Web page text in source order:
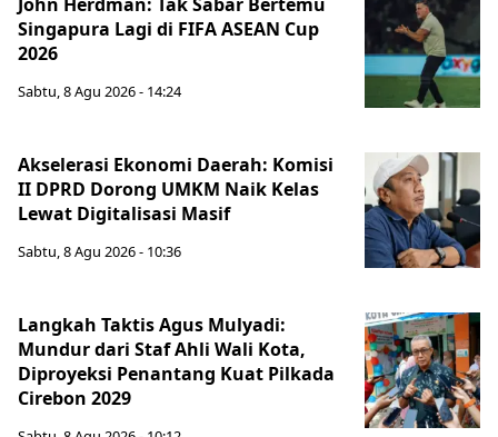
Singapura Lagi di FIFA ASEAN Cup
2026
Sabtu, 8 Agu 2026 - 14:24
Akselerasi Ekonomi Daerah: Komisi
II DPRD Dorong UMKM Naik Kelas
Lewat Digitalisasi Masif
Sabtu, 8 Agu 2026 - 10:36
Langkah Taktis Agus Mulyadi:
Mundur dari Staf Ahli Wali Kota,
Diproyeksi Penantang Kuat Pilkada
Cirebon 2029